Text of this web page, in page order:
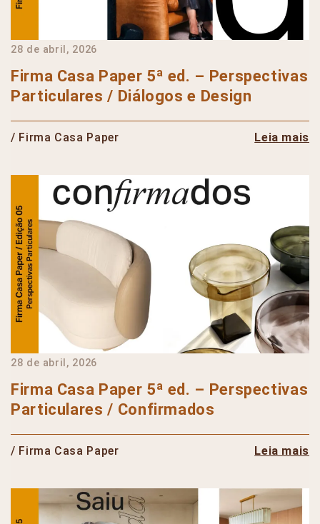
28 de abril, 2026
Firma Casa Paper 5ª ed. – Perspectivas
Particulares / Diálogos e Design
/ Firma Casa Paper Leia mais
28 de abril, 2026
Firma Casa Paper 5ª ed. – Perspectivas
Particulares / Confirmados
/ Firma Casa Paper Leia mais